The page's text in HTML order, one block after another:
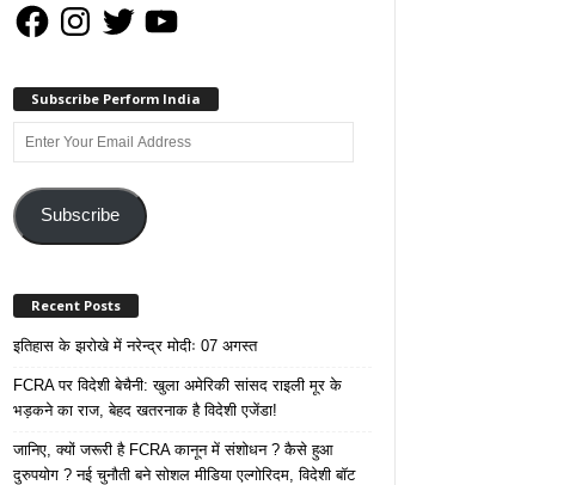
FacebookInstagram
Twitter YouTube
Subscribe Perform India
Enter
Your
AddressSubscribe
Recent Posts
इतिहास के झरोखे में नरेन्द्र मोदीः 07 अगस्त
FCRA पर विदेशी बेचैनी: खुला अमेरिकी सांसद राइली मूर के
भड़कने का राज, बेहद खतरनाक है विदेशी एजेंडा!
जानिए, क्यों जरूरी है FCRA कानून में संशोधन ? कैसे हुआ
दुरुपयोग ? नई चुनौती बने सोशल मीडिया एल्गोरिदम, विदेशी बॉट